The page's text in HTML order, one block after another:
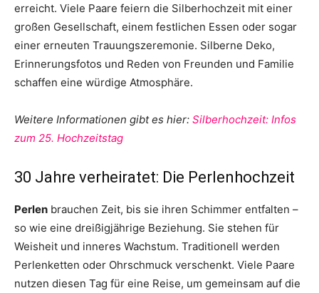
erreicht. Viele Paare feiern die Silberhochzeit mit einer
großen Gesellschaft, einem festlichen Essen oder sogar
einer erneuten Trauungszeremonie. Silberne Deko,
Erinnerungsfotos und Reden von Freunden und Familie
schaffen eine würdige Atmosphäre.
Weitere Informationen gibt es hier: Silberhochzeit: Infos
zum 25. Hochzeitstag
30 Jahre verheiratet: Die Perlenhochzeit
Perlen brauchen Zeit, bis sie ihren Schimmer entfalten –
so wie eine dreißigjährige Beziehung. Sie stehen für
Weisheit und inneres Wachstum. Traditionell werden
Perlenketten oder Ohrschmuck verschenkt. Viele Paare
nutzen diesen Tag für eine Reise, um gemeinsam auf die